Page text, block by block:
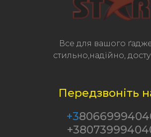
Все для вашого
стильно,надійно,
Передзвоніть
+3